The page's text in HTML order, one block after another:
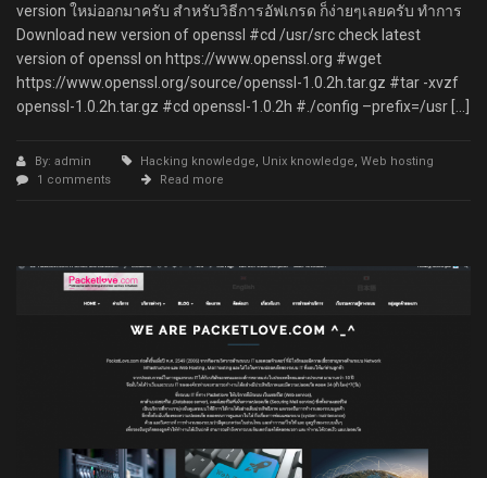
version ใหม่ออกมาครับ สำหรับวิธีการอัฟเกรด ก็ง่ายๆเลยครับ ทำการ
Download new version of openssl #cd /usr/src check latest
version of openssl on https://www.openssl.org #wget
https://www.openssl.org/source/openssl-1.0.2h.tar.gz #tar -xvzf
openssl-1.0.2h.tar.gz #cd openssl-1.0.2h #./config –prefix=/usr […]
By: admin Hacking knowledge, Unix knowledge, Web hosting
1 comments
Read more